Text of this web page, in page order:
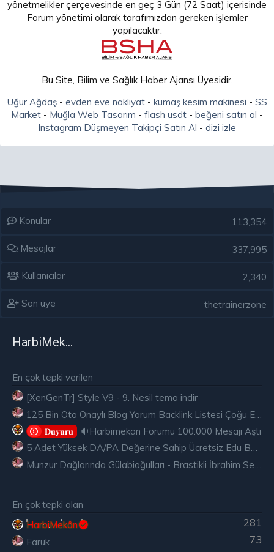
yönetmelikler çerçevesinde en geç 3 Gün (72 Saat) içerisinde
Forum yönetimi olarak tarafımızdan gereken işlemler
yapılacaktır.
Bu Site, Bilim ve Sağlık Haber Ajansı Üyesidir.
Uğur Ağdaş- evden eve nakliyat- kumaş kesim makinesi - SS
Market - Muğla Web Tasarım - flash usdt - beğeni satın al -
Instagram Düşmeyen Takipçi Satın Al - dizi izle
Konular 113,354
Mesajlar 337,995
Kullanıcılar 2,340
Son üye thetrainerzone
HarbiMekân
En çok tepki verilen
[XenGenTr] Style V9 - 9. Nesil tema indir
𝐃𝐮𝐲𝐮𝐫𝐮
🔉Harbimekan Forumu 100.000 Mesajı Aştı
5 Adet Yüksek DA/PA Değerine Sahip Ücretsiz Edu Backlink
En çok tepki alan
281
HarbiMekân
73
Faruk